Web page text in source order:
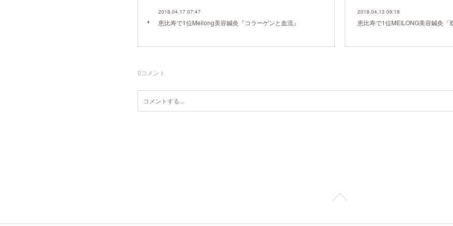
2018.04.17 07:47
恵比寿で1位Meilong美容鍼灸『コラーゲンと血流』
2018.04.13 09:18
恵比寿で1位MEILONG美容鍼灸「
0コメント